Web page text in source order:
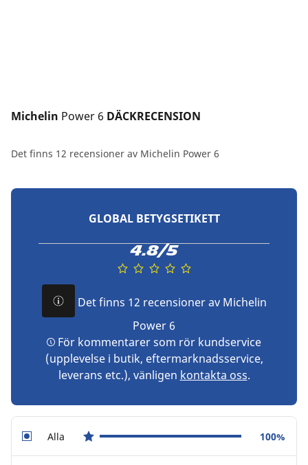
Michelin Power 6 DÄCKRECENSION
Det finns 12 recensioner av Michelin Power 6
GLOBAL BETYGSETIKETT
4.8/5
Det finns 12 recensioner av Michelin
Power 6
För kommentarer som rör kundservice
(upplevelse i butik, eftermarknadsservice,
leverans etc.), vänligen kontakta oss.
Allastar reviews 100%